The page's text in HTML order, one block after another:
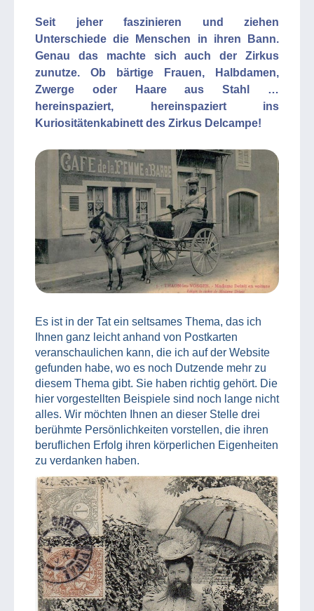
Seit jeher faszinieren und ziehen
Unterschiede die Menschen in ihren Bann.
Genau das machte sich auch der Zirkus
zunutze. Ob bärtige Frauen, Halbdamen,
Zwerge oder Haare aus Stahl …
hereinspaziert, hereinspaziert ins
Kuriositätenkabinett des Zirkus Delcampe!
Es ist in der Tat ein seltsames Thema, das ich
Ihnen ganz leicht anhand von Postkarten
veranschaulichen kann, die ich auf der Website
gefunden habe, wo es noch Dutzende mehr zu
diesem Thema gibt. Sie haben richtig gehört. Die
hier vorgestellten Beispiele sind noch lange nicht
alles. Wir möchten Ihnen an dieser Stelle drei
berühmte Persönlichkeiten vorstellen, die ihren
beruflichen Erfolg ihren körperlichen Eigenheiten
zu verdanken haben.